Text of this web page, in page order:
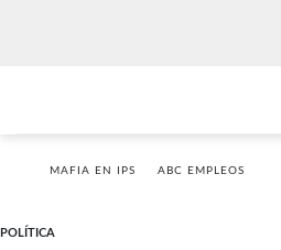
MAFIA EN IPS ABC EMPLEOS
POLÍTICA